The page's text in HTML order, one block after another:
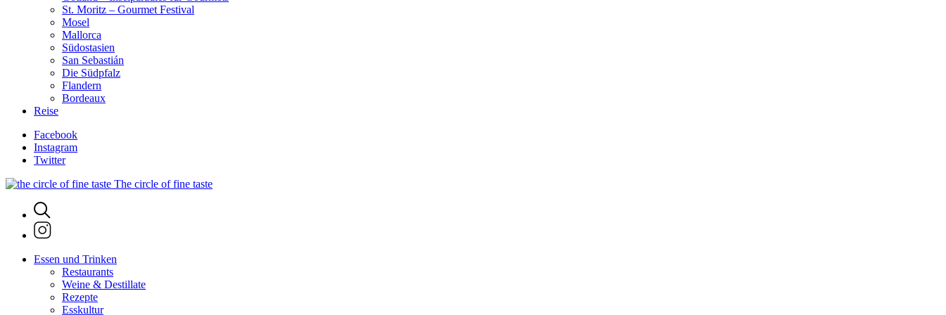
St. Moritz – Gourmet Festival
Mosel
Mallorca
Südostasien
San Sebastián
Die Südpfalz
Flandern
Bordeaux
Reise
Facebook
Instagram
Twitter
The circle of fine taste
Essen und Trinken
Restaurants
Weine & Destillate
Rezepte
Esskultur